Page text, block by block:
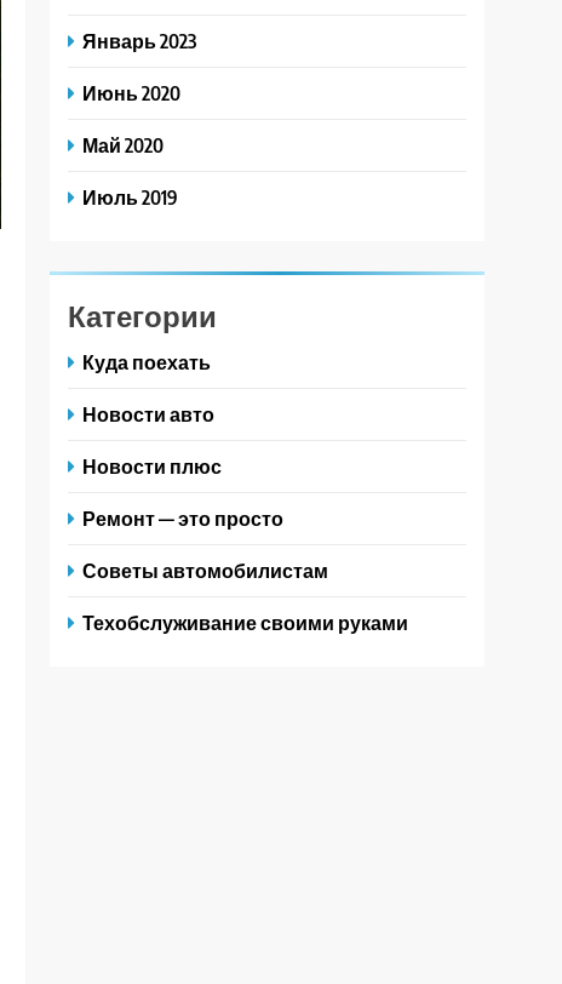
Январь 2023
Июнь 2020
Май 2020
Июль 2019
Категории
Куда поехать
Новости авто
Новости плюс
Ремонт — это просто
Советы автомобилистам
Техобслуживание своими руками